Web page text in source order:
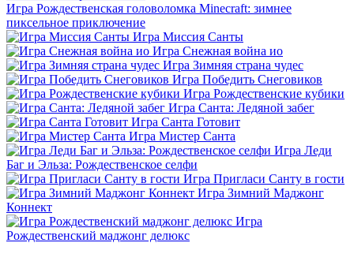
Игра Рождественская головоломка Minecraft: зимнее
пиксельное приключение
Игра Миссия Санты
Игра Снежная война ио
Игра Зимняя страна чудес
Игра Победить Снеговиков
Игра Рождественские кубики
Игра Санта: Ледяной забег
Игра Санта Готовит
Игра Мистер Санта
Игра Леди
Баг и Эльза: Рождественское селфи
Игра Пригласи Санту в гости
Игра Зимний Маджонг
Коннект
Игра
Рождественский маджонг делюкс